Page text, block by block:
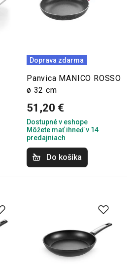
Doprava zdarma
Panvica MANICO ROSSO
ø 32 cm
51,20 €
Dostupné v eshope
Môžete mať ihneď v 14
predajniach
Do košíka